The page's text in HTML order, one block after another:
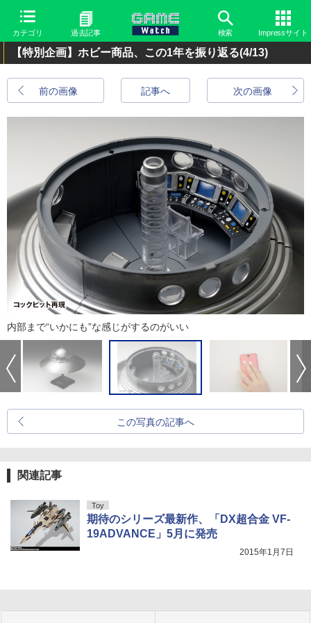
カテゴリ 過去記事 検索 Impressサイト
【特別企画】ホビー商品、この1年を振り返る(4/13)
前の画像 次の画像
記事へ
内部まで“いかにも”な感じがするのがいい
この写真の記事へ
関連記事
Toy
期待のシリーズ最新作、「DX超合金 VF-
19ADVANCE」5月に発売
2015年1月7日